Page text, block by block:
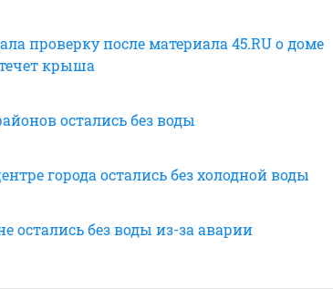
проверку после материала 45.RU о доме
крыша
остались без воды
города остались без холодной воды
остались без воды из-за аварии